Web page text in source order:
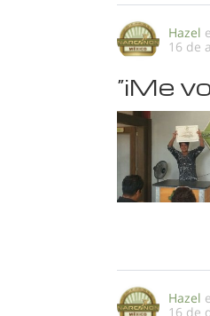
Hazel
16 de
“¡Me
Hazel
16 de